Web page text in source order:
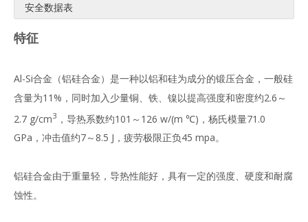
安全数据表
特征
Al-Si合金（铝硅合金）是一种以铝和硅为成分的锻压合金，一般硅
含量为11%，同时加入少量铜、铁、镍以提高强度和密度约2.6～
2.7 g/cm3 ，导热系数约101～126 w/(m ℃)，杨氏模量71.0
GPa，冲击值约7～8.5 J，疲劳极限正负45 mpa。
铝硅合金由于重量轻，导热性能好，具有一定的强度、硬度和耐腐
蚀性。